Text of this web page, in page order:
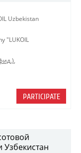
Uzbekistan
"LUKOIL
,
PARTICIPATE
Узбекистан